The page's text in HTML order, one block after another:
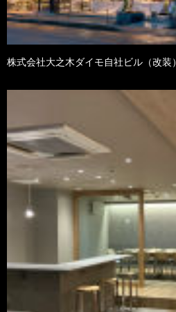
株式会社大之木ダイモ自社ビル（改装）